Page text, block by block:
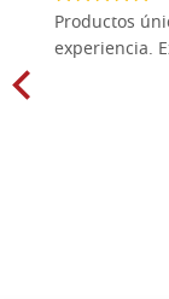
Productos
experiencia.